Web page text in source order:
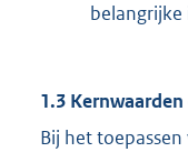
1.3
Bij het